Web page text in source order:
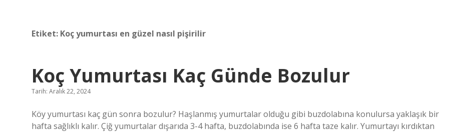
Etiket: Koç yumurtası en güzel nasıl pişirilir
Koç Yumurtası Kaç Günde Bozulur
Tarih: Aralık 22, 2024
Köy yumurtası kaç gün sonra bozulur? Haşlanmış yumurtalar olduğu gibi buzdolabına konulursa yaklaşık bir
hafta sağlıklı kalır. Çiğ yumurtalar dışarıda 3-4 hafta, buzdolabında ise 6 hafta taze kalır. Yumurtayı kırdıktan